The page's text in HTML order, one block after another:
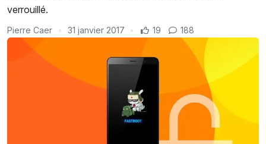
verrouillé.
Pierre Caer 31 janvier 2017 19 188